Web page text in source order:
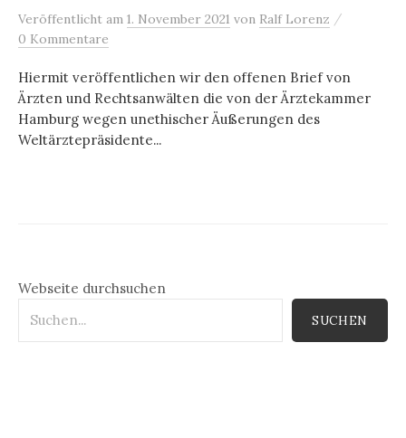
Veröffentlicht am 1. November 2021 von Ralf Lorenz /
0 Kommentare
Hiermit veröffentlichen wir den offenen Brief von
Ärzten und Rechtsanwälten die von der Ärztekammer
Hamburg wegen unethischer Äußerungen des
Weltärztepräsidente...
Webseite durchsuchen
SUCHEN